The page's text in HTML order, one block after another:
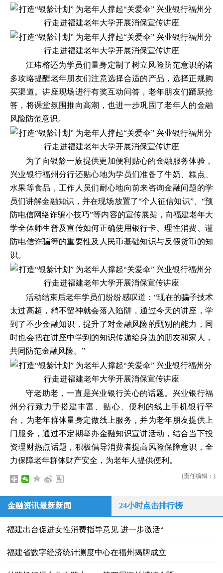
江玮榕还为学员们量身定制了树立风险防范意识的诸
多攻略提醒老年朋友们注意选择合适的产品，选择正规购
买渠道。讲座现场进行有奖互动问答，老年朋友们踊跃抢
答，将课堂氛围推向高潮，也进一步巩固了老年人的金融
风险防范意识。
为了向银龄一族提供更加便利贴心的金融服务体验，
兴业银行福州分行还贴心地为学员们准备了牛奶、糕点、
水果等食品，工作人员们耐心地向前来咨询金融问题的学
员们讲解金融知识，并在现场放置了“个人征信知识”、“预
防电信网络诈骗小技巧”等内容的宣传展架，向福建老年大
学全体师生普及宣传如何正确使用银行卡、理性消费、谨
防电信诈骗等的重要性及人民币基础知识与反假货币的知
识。
活动结束后老年学员们纷纷感叹道：“现在的骗子技术
太过高超，稍不留神就会落入陷阱，通过今天的讲座，学
到了不少金融知识，提升了对金融风险的甄别的能力，同
时也会把在讲座中学到的知识传递给身边的朋友和家人，
共同防范金融风险。”
守老助老，一直是兴业银行关心的话题。兴业银行福
州分行致力于搭建丰富、贴心、便利的线上手机银行平
台，为老年群体量身定做线上服务，并为老年朋友提供上
门服务，通过不定期举办金融知识宣讲活动，结合当下投
资理财热点话题，积极倡导消费者提高风险保障意识，全
力保障老年群体财产安全，为老年人提供便利。
(责任编辑：)
金融资讯最新新闻 24小时点击排行榜
福建出台促进女性消费指导意见 进一步激活“
福建省数字经济统计测度中心在福州揭牌成立